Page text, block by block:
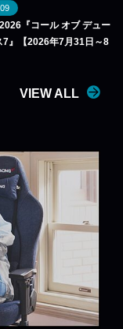
『コール オブ デュー
7』【2026年7月31日～8
VIEW ALL